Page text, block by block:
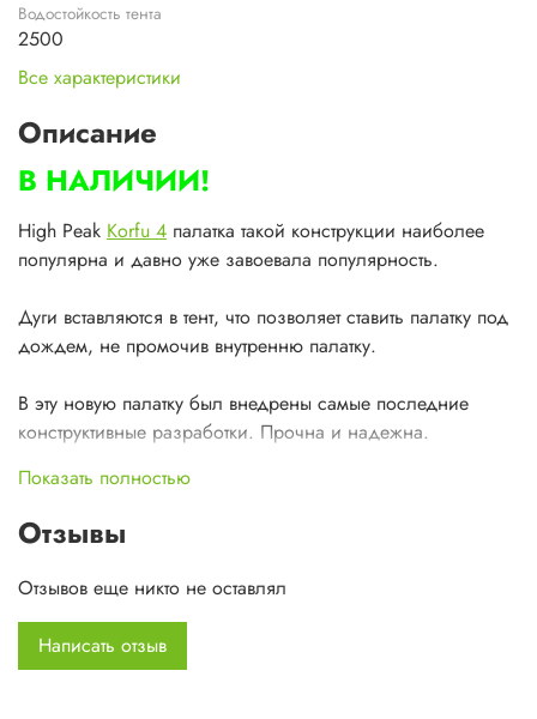
Водостойкость тента
2500
Все характеристики
Описание
В НАЛИЧИИ!
High Peak Korfu 4 палатка такой конструкции наиболее
популярна и давно уже завоевала популярность.
Дуги вставляются в тент, что позволяет ставить палатку под
дождем, не промочив внутренню палатку.
В эту новую палатку был внедрены самые последние
конструктивные разработки. Прочна и надежна.
Показать полностью
Отзывы
Отзывов еще никто не оставлял
Написать отзыв